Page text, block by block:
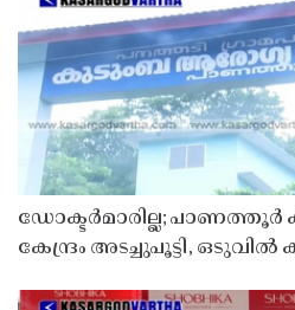
ഡോക്ടർമാരില്ല;
കേന്ദ്രം അടച്ചുപൂട്ടി,